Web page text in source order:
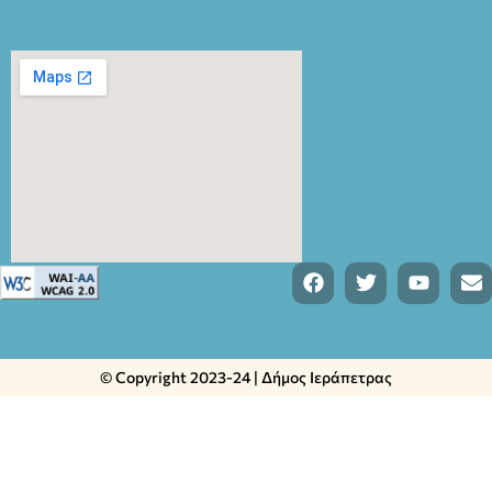
© Copyright 2023-24 | Δήμος Ιεράπετρας